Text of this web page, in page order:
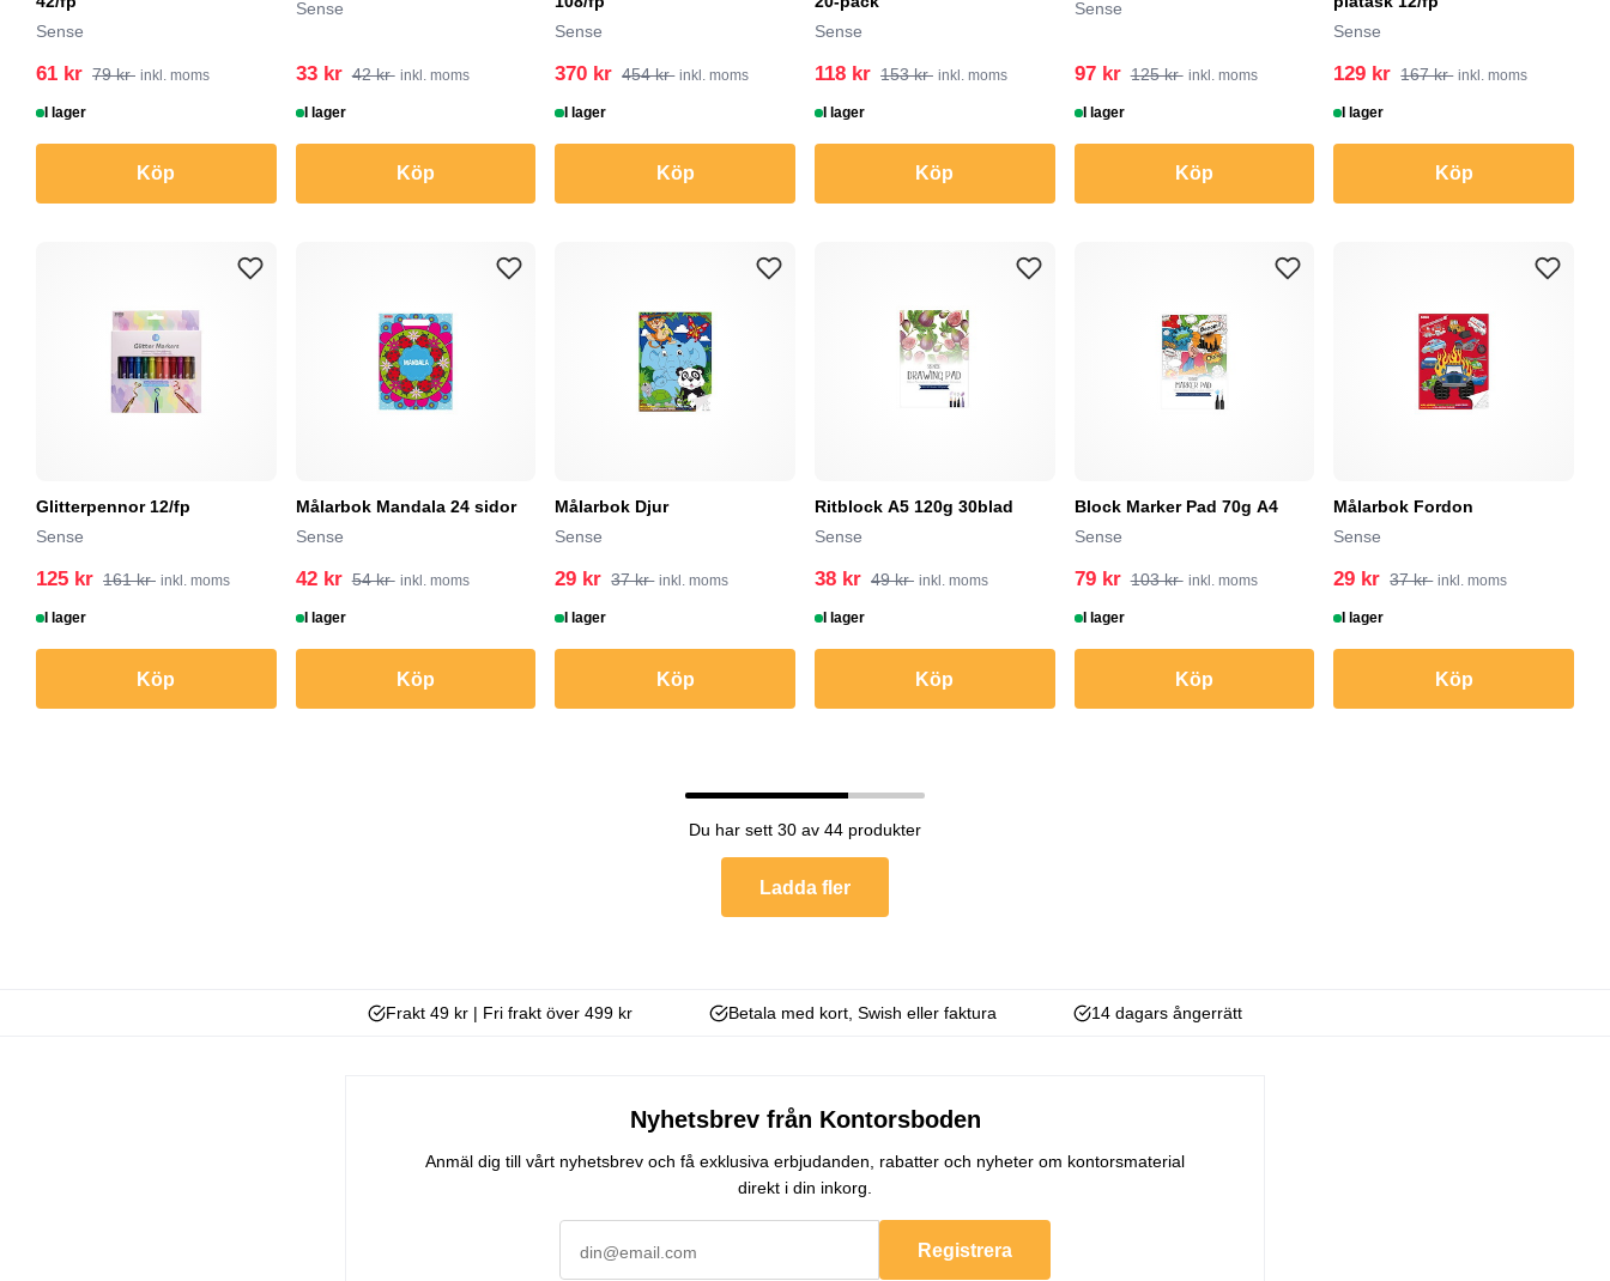
Sense
61 kr 79 kr inkl. moms
I lager
Köp
Sense
33 kr 42 kr inkl. moms
I lager
Köp
Sense
370 kr 454 kr inkl. moms
I lager
Köp
Sense
118 kr 153 kr inkl. moms
I lager
Köp
Sense
97 kr 125 kr inkl. moms
I lager
Köp
Sense
129 kr 167 kr inkl. moms
I lager
Köp
Glitterpennor 12/fp
Sense
125 kr 161 kr inkl. moms
I lager
Köp
Målarbok Mandala 24 sidor
Sense
42 kr 54 kr inkl. moms
I lager
Köp
Målarbok Djur
Sense
29 kr 37 kr inkl. moms
I lager
Köp
Ritblock A5 120g 30blad
Sense
38 kr 49 kr inkl. moms
I lager
Köp
Block Marker Pad 70g A4
Sense
79 kr 103 kr inkl. moms
I lager
Köp
Målarbok Fordon
Sense
29 kr 37 kr inkl. moms
I lager
Köp
Du har sett 30 av 44 produkter
Ladda fler
Frakt 49 kr | Fri frakt över 499 kr Betala med kort, Swish eller faktura 14 dagars ångerrätt
Nyhetsbrev från Kontorsboden
Anmäl dig till vårt nyhetsbrev och få exklusiva erbjudanden, rabatter och nyheter om kontorsmaterial
direkt i din inkorg.
Registrera